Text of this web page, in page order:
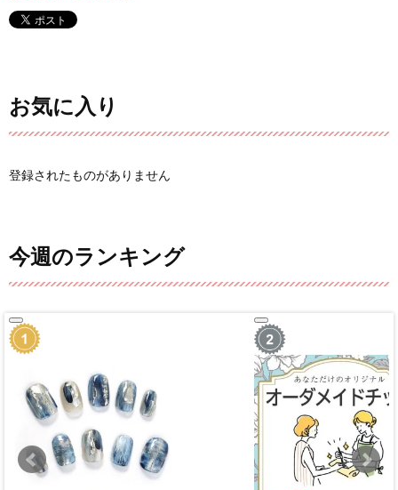
お気に入り
登録されたものがありません
今週のランキング